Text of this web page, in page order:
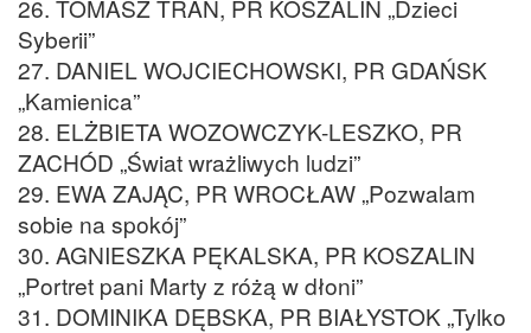
26. TOMASZ TRAN, PR KOSZALIN „Dzieci
Syberii”
27. DANIEL WOJCIECHOWSKI, PR GDAŃSK
„Kamienica”
28. ELŻBIETA WOZOWCZYK-LESZKO, PR
ZACHÓD „Świat wrażliwych ludzi”
29. EWA ZAJĄC, PR WROCŁAW „Pozwalam
sobie na spokój”
30. AGNIESZKA PĘKALSKA, PR KOSZALIN
„Portret pani Marty z różą w dłoni”
31. DOMINIKA DĘBSKA, PR BIAŁYSTOK „Tylko